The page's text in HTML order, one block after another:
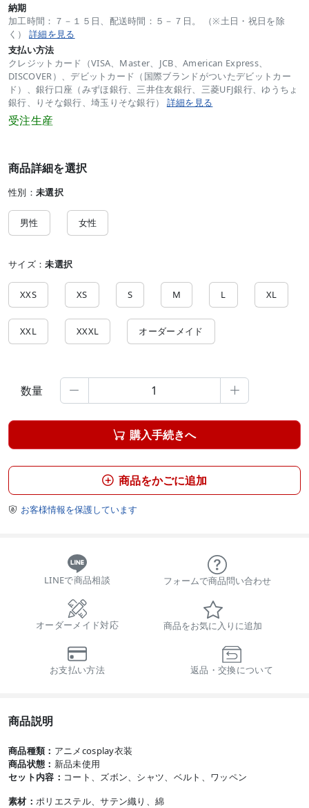
納期
加工時間：７－１５日、配送時間：５－７日。 （※土日・祝日を除
く） 詳細を見る
支払い方法
クレジットカード（VISA、Master、JCB、American Express、
DISCOVER）、デビットカード（国際ブランドがついたデビットカー
ド）、銀行口座（みずほ銀行、三井住友銀行、三菱UFJ銀行、ゆうちょ
銀行、りそな銀行、埼玉りそな銀行） 詳細を見る
受注生産
商品詳細を選択
性別： 未選択
男性 女性
サイズ：未選択
XXS XS S M L XL
XXL XXXL オーダーメイド
数量  
 購入手続きへ
 商品をかごに追加
 お客様情報を保護しています
LINEで商品相談 フォームで商品問い合わせ
オーダーメイド対応 商品をお気に入りに追加
お支払い方法 返品・交換について
商品説明
商品種類： アニメcosplay衣装
商品状態： 新品未使用
セット内容： コート、ズボン、シャツ、ベルト、ワッペン
素材： ポリエステル、サテン織り、綿